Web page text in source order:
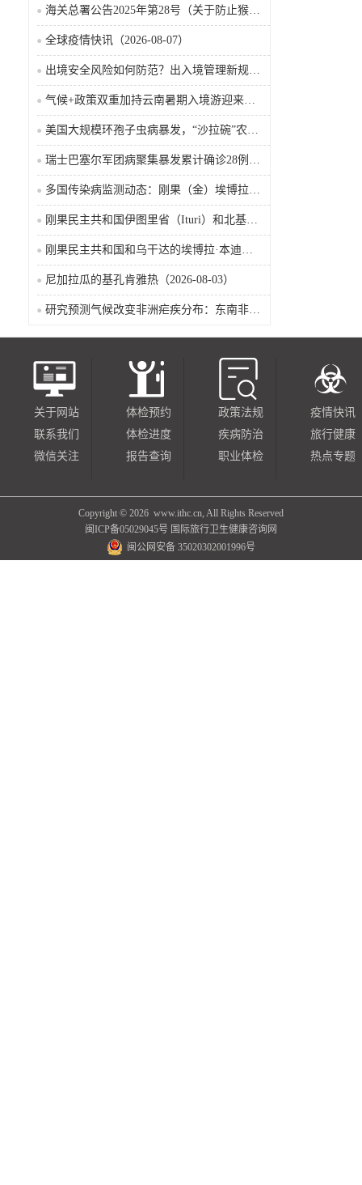
海关总署公告2025年第28号（关于防止猴痘疫情传入我国的公告）
全球疫情快讯（2026-08-07）
出境安全风险如何防范？出入境管理新规9月15日起施行
气候+政策双重加持云南暑期入境游迎来热潮
美国大规模环孢子虫病暴发，“沙拉碗”农业生产陷入低迷
瑞士巴塞尔军团病聚集暴发累计确诊28例含死亡病例
多国传染病监测动态：刚果（金）埃博拉确诊突破4000例
刚果民主共和国伊图里省（Ituri）和北基伍省（Nord-Kivu）的埃博拉·本迪布乔病毒病（2026-08-04）
刚果民主共和国和乌干达的埃博拉·本迪布乔病毒病（2026-08-04）
尼加拉瓜的基孔肯雅热（2026-08-03）
研究预测气候改变非洲疟疾分布：东南非风险上升，部分西非地区风险下降
关于网站
联系我们
微信关注
体检预约
体检进度
报告查询
政策法规
疾病防治
职业体检
疫情快讯
旅行健康
热点专题
Copyright © 2026 www.ithc.cn, All Rights Reserved
闽ICP备05029045号 国际旅行卫生健康咨询网
闽公网安备 35020302001996号